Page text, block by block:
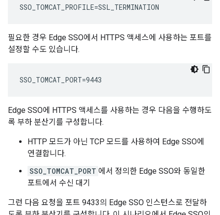
SSO_TOMCAT_PROFILE=SSL_TERMINATION
필요한 경우 Edge SSO에서 HTTPS 액세스에 사용하는 포트를
설정할 수도 있습니다.
SSO_TOMCAT_PORT=9443
Edge SSO에 HTTPS 액세스를 사용하는 경우 다음을 수행하도
록 부하 분산기를 구성합니다.
HTTP 모드가 아닌 TCP 모드를 사용하여 Edge SSO에
연결합니다.
SSO_TOMCAT_PORT 에서 정의한 Edge SSO와 동일한
포트에서 수신 대기
그런 다음 요청을 포트 9433의 Edge SSO 인스턴스로 전달하